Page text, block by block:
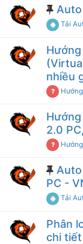
Auto
Tải
nhiều
2.0
Auto
PC -
Tải
Phân
chi tiết